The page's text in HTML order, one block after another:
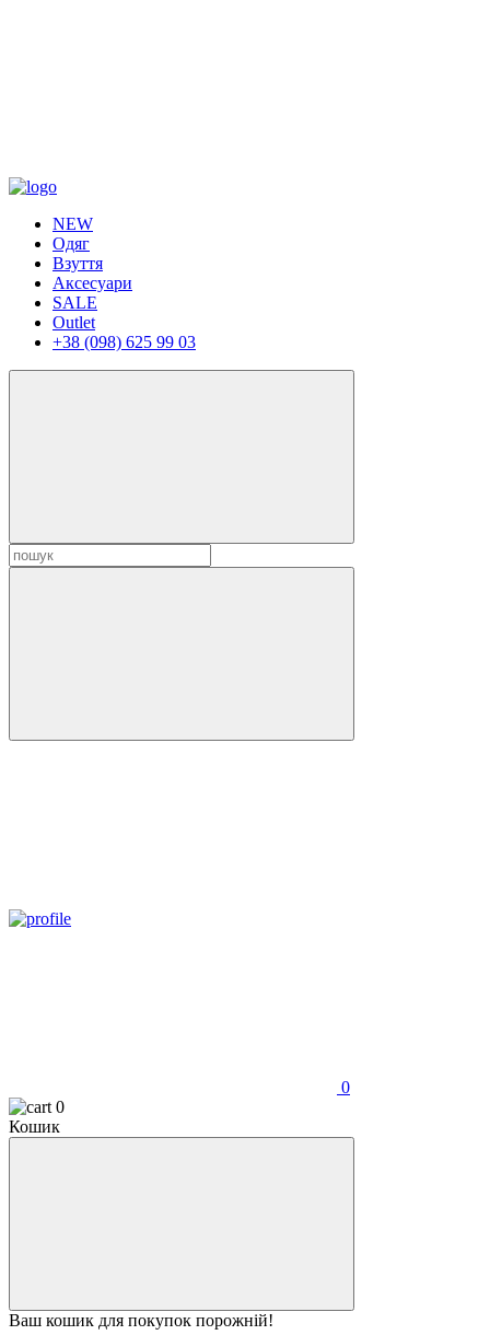
NEW
Одяг
Взуття
Аксесуари
SALE
Outlet
+38 (098) 625 99 03
0
0
Кошик
Ваш кошик для покупок порожній!